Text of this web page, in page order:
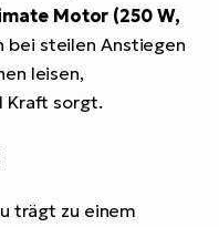
Motor (250 W,
bei steilen Anstiegen
leisen,
Kraft sorgt.
trägt zu einem